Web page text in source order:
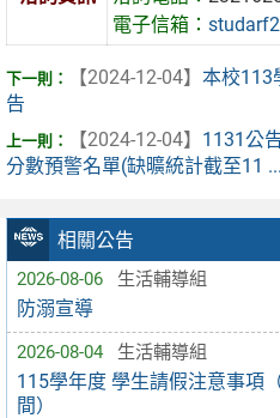
相關公告
2026-08-06 生活輔導組
防溺宣導
2026-08-04 生活輔導組
115學年度 學生請假注意事項
間）
電子信箱：
【2024-12-04】 本校113
告
【2024-12-04】 1131公
分數預警名單(缺曠統計截至11 ...